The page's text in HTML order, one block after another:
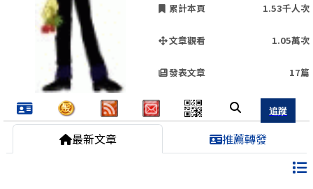
累計本頁 1.53千人次
文章觀看 1.05萬次
發表文章 17篇
最新文章 推薦轉發